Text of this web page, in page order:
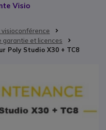
Visio
visioconférence
garantie et licences
Poly Studio X30 + TC8